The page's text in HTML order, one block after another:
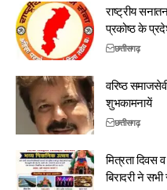
राष्ट्रीय
प्रकोष्ठ के
छत्तीसगढ़
वरिष्ठ
शुभकामनायें
छत्तीसगढ़
मित्रता दिवस
बिरादरी ने